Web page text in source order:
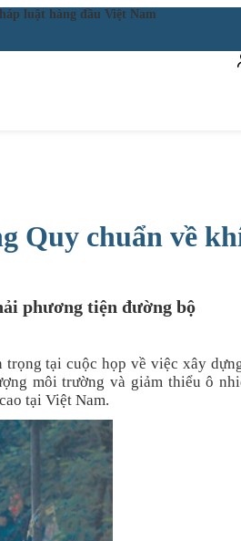
luật hàng đầu Việt Nam
Quy chuẩn về
phương tiện đường bộ
trọng tại cuộc họp về việc xây
môi trường và giảm thiểu ô
tại Việt Nam.